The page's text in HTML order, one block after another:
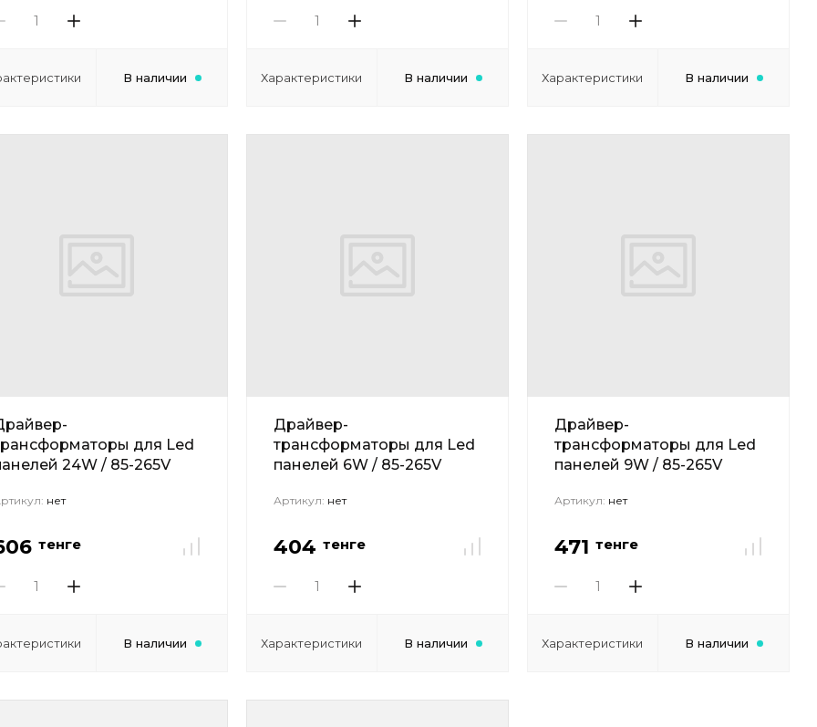
В наличии Характеристики В наличии Характеристики В наличии
для Led
24W / 85-265V
нет
тенге
В наличии
Драйвер-
трансформаторы для Led
панелей 6W / 85-265V
Артикул: нет
404 тенге
Характеристики В наличии
Драйвер-
трансформаторы для Led
панелей 9W / 85-265V
Артикул: нет
471 тенге
Характеристики В наличии